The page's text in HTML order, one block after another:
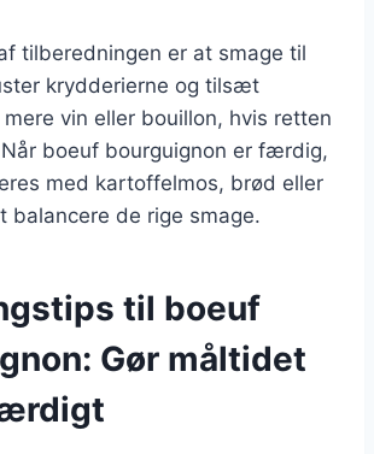
tilberedningen er at smage til
krydderierne og tilsæt
vin eller bouillon, hvis retten
boeuf bourguignon er færdig,
med kartoffelmos, brød eller
balancere de rige smage.
til boeuf
Gør måltidet